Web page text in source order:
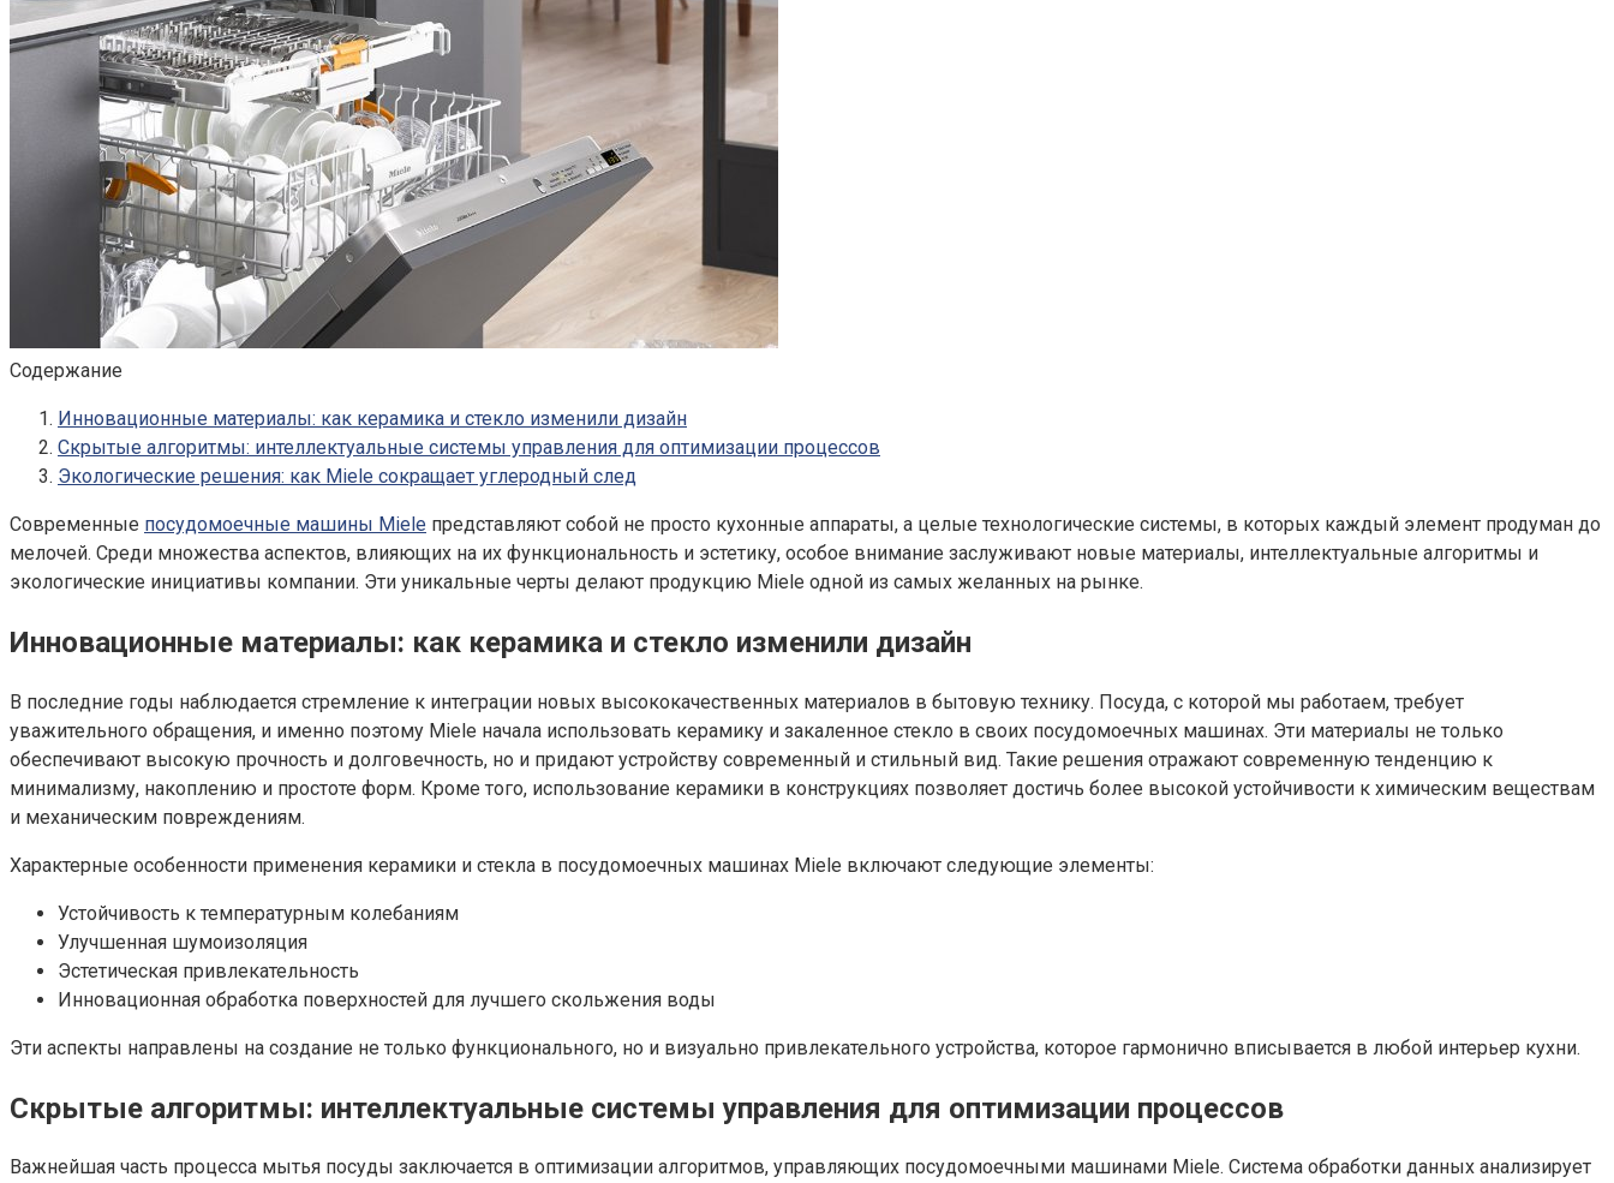
Содержание
Инновационные материалы: как керамика и стекло изменили дизайн
Скрытые алгоритмы: интеллектуальные системы управления для оптимизации процессов
Экологические решения: как Miele сокращает углеродный след
Современные посудомоечные машины Miele представляют собой не просто кухонные аппараты, а целые технологические системы, в которых каждый элемент продуман до
мелочей. Среди множества аспектов, влияющих на их функциональность и эстетику, особое внимание заслуживают новые материалы, интеллектуальные алгоритмы и
экологические инициативы компании. Эти уникальные черты делают продукцию Miele одной из самых желанных на рынке.
Инновационные материалы: как керамика и стекло изменили дизайн
В последние годы наблюдается стремление к интеграции новых высококачественных материалов в бытовую технику. Посуда, с которой мы работаем, требует
уважительного обращения, и именно поэтому Miele начала использовать керамику и закаленное стекло в своих посудомоечных машинах. Эти материалы не только
обеспечивают высокую прочность и долговечность, но и придают устройству современный и стильный вид. Такие решения отражают современную тенденцию к
минимализму, накоплению и простоте форм. Кроме того, использование керамики в конструкциях позволяет достичь более высокой устойчивости к химическим веществам
и механическим повреждениям.
Характерные особенности применения керамики и стекла в посудомоечных машинах Miele включают следующие элементы:
Устойчивость к температурным колебаниям
Улучшенная шумоизоляция
Эстетическая привлекательность
Инновационная обработка поверхностей для лучшего скольжения воды
Эти аспекты направлены на создание не только функционального, но и визуально привлекательного устройства, которое гармонично вписывается в любой интерьер кухни.
Скрытые алгоритмы: интеллектуальные системы управления для оптимизации процессов
Важнейшая часть процесса мытья посуды заключается в оптимизации алгоритмов, управляющих посудомоечными машинами Miele. Система обработки данных анализирует